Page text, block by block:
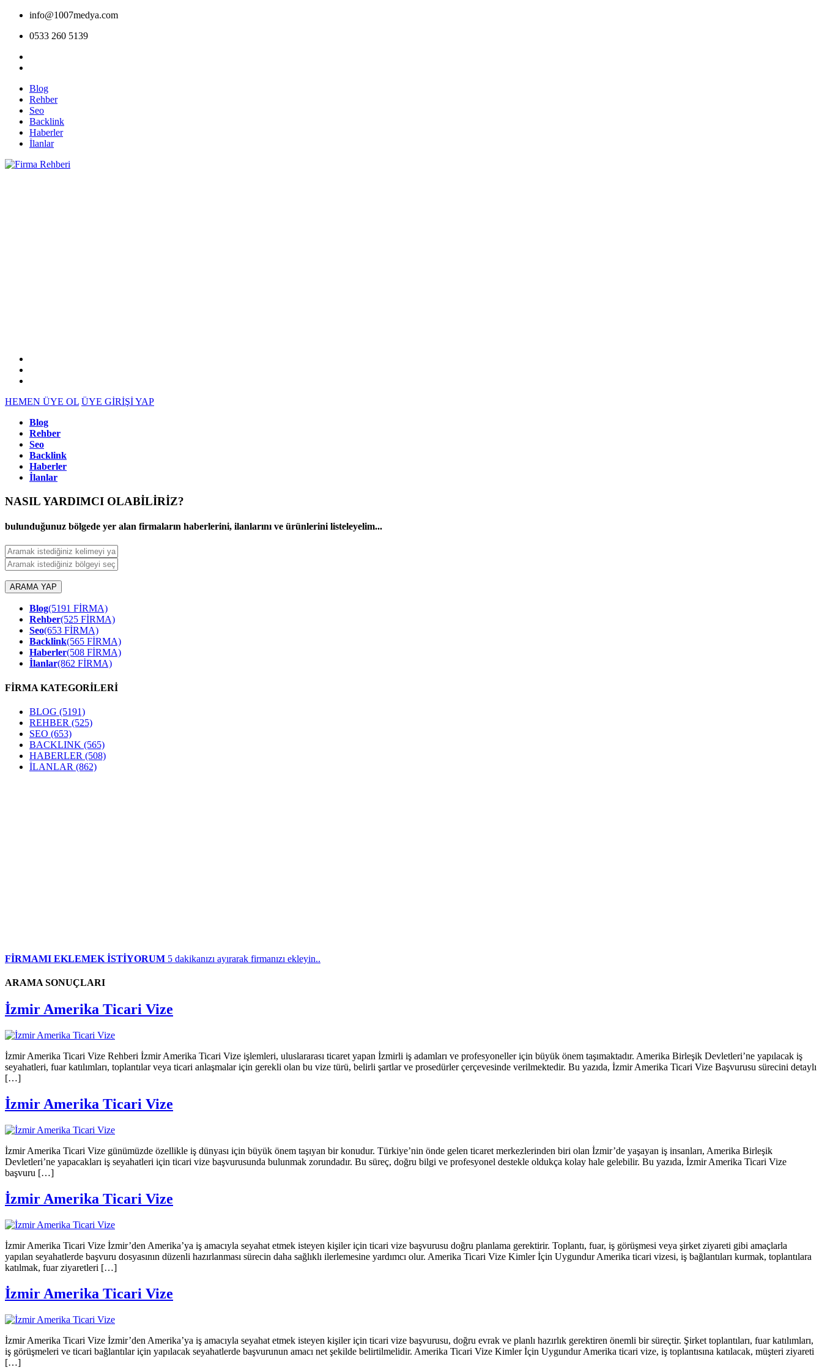
info@1007medya.com
0533 260 5139
Blog
Rehber
Seo
Backlink
Haberler
İlanlar
HEMEN ÜYE OL ÜYE GİRİŞİ YAP
Blog
Rehber
Seo
Backlink
Haberler
İlanlar
NASIL YARDIMCI OLABİLİRİZ?
bulunduğunuz bölgede yer alan firmaların haberlerini, ilanlarını ve ürünlerini listeleyelim...
ARAMA YAP
Blog(5191 FİRMA)
Rehber(525 FİRMA)
Seo(653 FİRMA)
Backlink(565 FİRMA)
Haberler(508 FİRMA)
İlanlar(862 FİRMA)
FİRMA KATEGORİLERİ
BLOG (5191)
REHBER (525)
SEO (653)
BACKLINK (565)
HABERLER (508)
İLANLAR (862)
FİRMAMI EKLEMEK İSTİYORUM 5 dakikanızı ayırarak firmanızı ekleyin..
ARAMA SONUÇLARI
İzmir Amerika Ticari Vize
İzmir Amerika Ticari Vize Rehberi İzmir Amerika Ticari Vize işlemleri, uluslararası ticaret yapan İzmirli iş adamları ve profesyoneller için büyük önem taşımaktadır. Amerika Birleşik Devletleri’ne yapılacak iş
seyahatleri, fuar katılımları, toplantılar veya ticari anlaşmalar için gerekli olan bu vize türü, belirli şartlar ve prosedürler çerçevesinde verilmektedir. Bu yazıda, İzmir Amerika Ticari Vize Başvurusu sürecini detaylı
[…]
İzmir Amerika Ticari Vize
İzmir Amerika Ticari Vize günümüzde özellikle iş dünyası için büyük önem taşıyan bir konudur. Türkiye’nin önde gelen ticaret merkezlerinden biri olan İzmir’de yaşayan iş insanları, Amerika Birleşik
Devletleri’ne yapacakları iş seyahatleri için ticari vize başvurusunda bulunmak zorundadır. Bu süreç, doğru bilgi ve profesyonel destekle oldukça kolay hale gelebilir. Bu yazıda, İzmir Amerika Ticari Vize
başvuru […]
İzmir Amerika Ticari Vize
İzmir Amerika Ticari Vize İzmir’den Amerika’ya iş amacıyla seyahat etmek isteyen kişiler için ticari vize başvurusu doğru planlama gerektirir. Toplantı, fuar, iş görüşmesi veya şirket ziyareti gibi amaçlarla
yapılan seyahatlerde başvuru dosyasının düzenli hazırlanması sürecin daha sağlıklı ilerlemesine yardımcı olur. Amerika Ticari Vize Kimler İçin Uygundur Amerika ticari vizesi, iş bağlantıları kurmak, toplantılara
katılmak, fuar ziyaretleri […]
İzmir Amerika Ticari Vize
İzmir Amerika Ticari Vize İzmir’den Amerika’ya iş amacıyla seyahat etmek isteyen kişiler için ticari vize başvurusu, doğru evrak ve planlı hazırlık gerektiren önemli bir süreçtir. Şirket toplantıları, fuar katılımları,
iş görüşmeleri ve ticari bağlantılar için yapılacak seyahatlerde başvurunun amacı net şekilde belirtilmelidir. Amerika Ticari Vize Kimler İçin Uygundur Amerika ticari vize, iş toplantısına katılacak, müşteri ziyareti
[…]